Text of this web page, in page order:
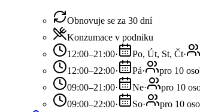
Obnovuje se za 30 dní
Konzumace v podniku
12:00–21:00· Po, Út, St, Čt·
12:00–22:00· Pá·
pro 10
09:00–21:00· Ne·
pro 10
09:00–22:00· So·
pro 10